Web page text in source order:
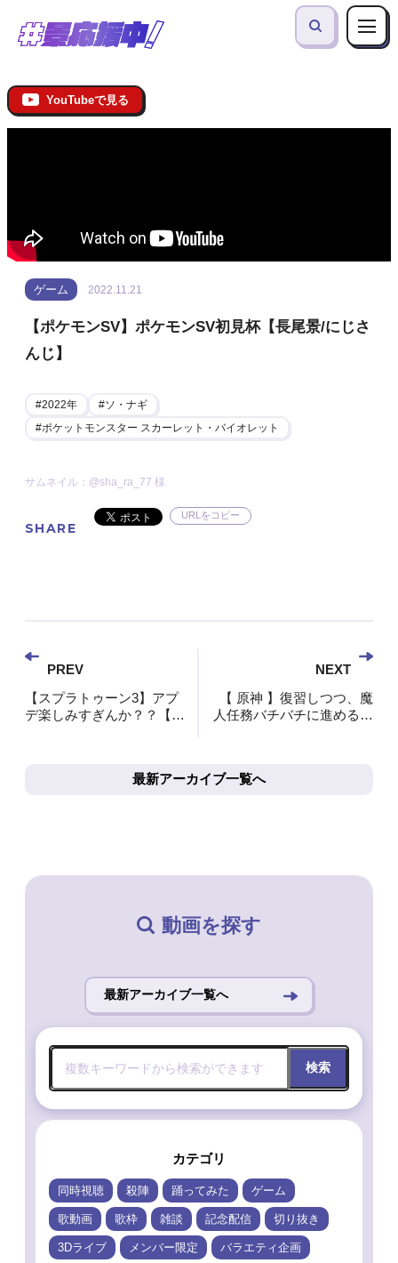
YouTubeで見る
ゲーム 2022.11.21
【ポケモンSV】ポケモンSV初見杯【長尾景/にじさ
んじ】
2022年
ソ・ナギ
ポケットモンスター スカーレット・バイオレット
サムネイル：@sha_ra_77 様
SHARE
URLをコピー
PREV
【スプラトゥーン3】アプ
デ楽しみすぎんか？？【長
NEXT
【 原神 】復習しつつ、魔
人任務バチバチに進める奴
最新アーカイブ一覧へ
動画を探す
最新アーカイブ一覧へ
検索
カテゴリ
同時視聴 殺陣 踊ってみた ゲーム
歌動画 歌枠 雑談 記念配信 切り抜き
3Dライブ メンバー限定 バラエティ企画